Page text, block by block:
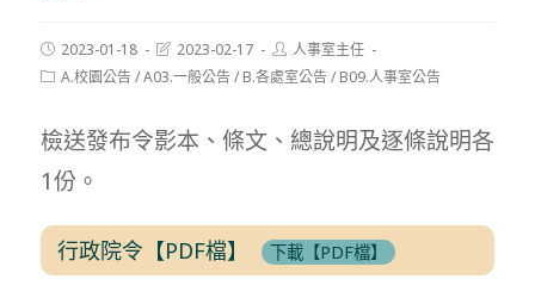
Post
published:
2023-01-18
Post
modified:
2023-02-17
Post
author:
人事室主任
PostA.校園公告/A03.一般公告/ B.各處室公告/ B09.人事室公告
檢送發布令影本、條文、總說明及逐條說明各
1份。
行政院令【PDF檔】 下載【PDF檔】